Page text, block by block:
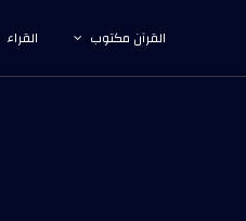
القرآن مكتوب القراء